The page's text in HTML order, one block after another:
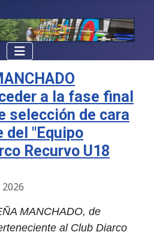
a la fase final
selección de cara
del "Equipo
Recurvo U18
MANCHADO, de
al Club Diarco